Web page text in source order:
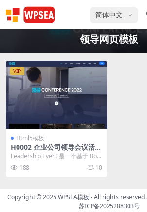
选择语言
领导网页模板
VIP
Html5模板
H0002 企业公司领导会议活动
HTML网站模板
Leadership Event 是一个基于 Boot
188 10
Copyright © 2025 WPSEA模板 - All rights reserved.
苏ICP备2025208303号